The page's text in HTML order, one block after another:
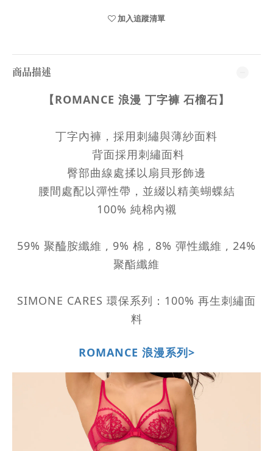
加入追蹤清單
商品描述
【ROMANCE 浪漫 丁字褲 石榴石】
丁字內褲，採用刺繡與薄紗面料
背面採用刺繡面料
臀部曲線處揉以扇貝形飾邊
腰間處配以彈性帶，並綴以精美蝴蝶結
100% 純棉內襯
59% 聚醯胺纖維 , 9% 棉 , 8% 彈性纖維 , 24%
聚酯纖維
SIMONE CARES 環保系列：100% 再生刺繡面
料
ROMANCE 浪漫系列>